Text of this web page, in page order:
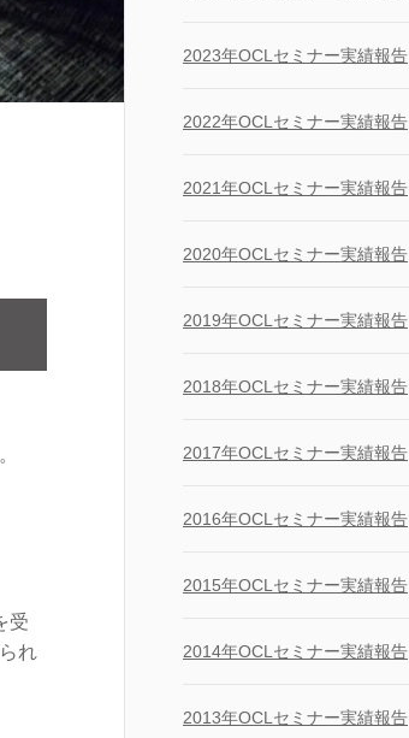
受
れ
2023年OCLセミナー実績報告
2022年OCLセミナー実績報告
2021年OCLセミナー実績報告
2020年OCLセミナー実績報告
2019年OCLセミナー実績報告
2018年OCLセミナー実績報告
2017年OCLセミナー実績報告
2016年OCLセミナー実績報告
2015年OCLセミナー実績報告
2014年OCLセミナー実績報告
2013年OCLセミナー実績報告